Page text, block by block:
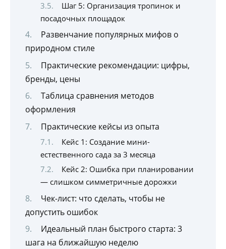
Шаг 5: Организация тропинок и
посадочных площадок
Развенчание популярных мифов о
природном стиле
Практические рекомендации: цифры,
бренды, цены
Таблица сравнения методов
оформления
Практические кейсы из опыта
Кейс 1: Создание мини-
естественного сада за 3 месяца
Кейс 2: Ошибка при планировании
— слишком симметричные дорожки
Чек-лист: что сделать, чтобы не
допустить ошибок
Идеальный план быстрого старта: 3
шага на ближайшую неделю